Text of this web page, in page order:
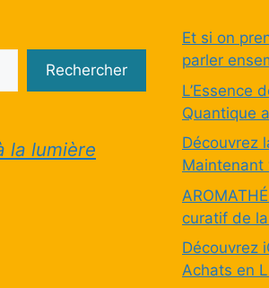
Rechercher
la lumière
Et si on
parler
L’Essence
Quantique
Découvrez
Maintenant
curatif de
Découvrez
Achats en